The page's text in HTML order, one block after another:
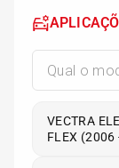
VECTRA
FLEX (2006